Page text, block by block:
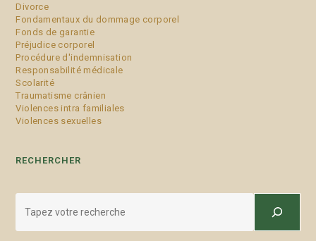
Divorce
Fondamentaux du dommage corporel
Fonds de garantie
Préjudice corporel
Procédure d'indemnisation
Responsabilité médicale
Scolarité
Traumatisme crânien
Violences intra familiales
Violences sexuelles
RECHERCHER